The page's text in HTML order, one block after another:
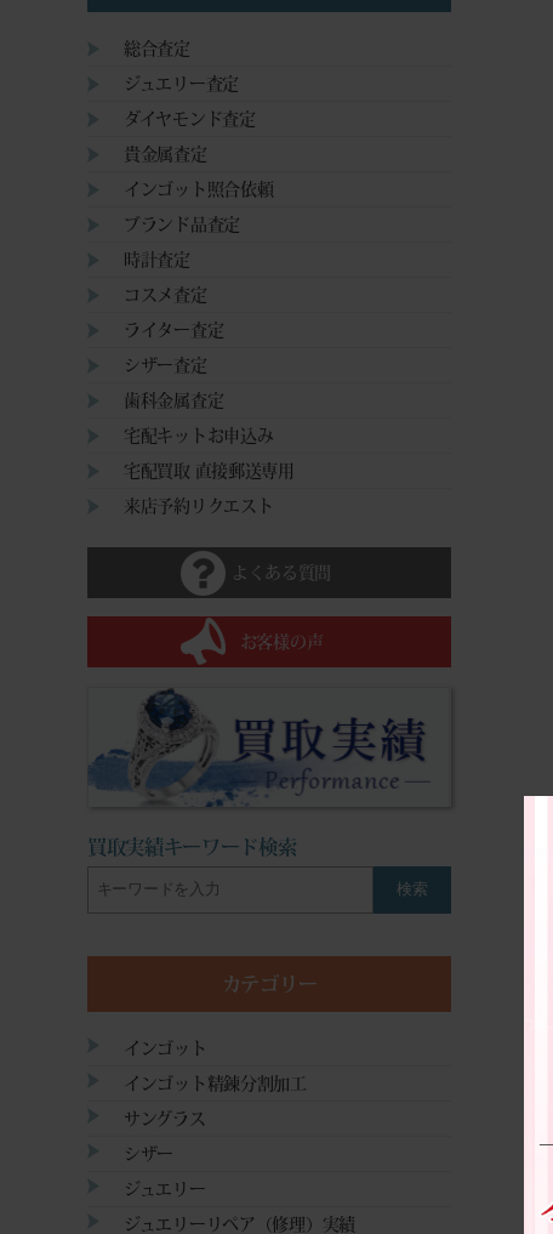
総合査定
ジュエリー査定
ダイヤモンド査定
貴金属査定
インゴット照合依頼
ブランド品査定
時計査定
コスメ査定
ライター査定
シザー査定
歯科金属査定
宅配キットお申込み
宅配買取 直接郵送専用
来店予約リクエスト
よくある質問
お客様の声
買取実績キーワード検索
検索
カテゴリー
インゴット
インゴット精錬分割加工
サングラス
シザー
ジュエリー
ジュエリーリペア（修理）実績